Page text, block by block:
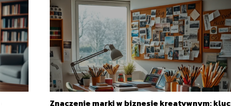
Znaczenie marki w biznesie kreatywnym: